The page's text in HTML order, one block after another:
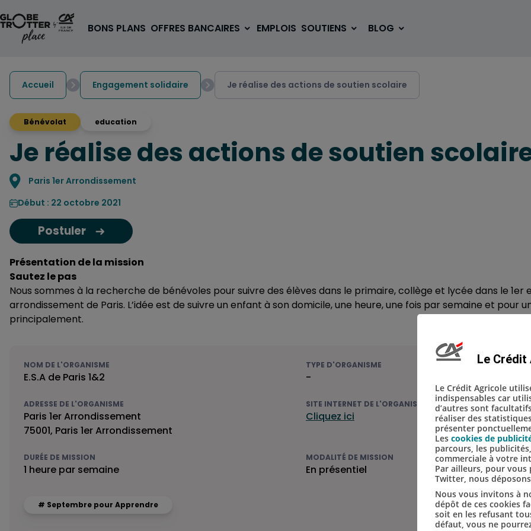
BONS PLANS OFFRES BANCAIRES EMPLOIS SOUTIENS BLOG
A PARTIR DE 3€
1 carte, 0 frais à l'étranger
pour les 18/30 ans
Accueil Engagement solidaire Je réalise des actions de soutien scolaire
Bénévolat education
Je réalise des actions de soutien
Localisation
Paris 1er Arrondissement
Début : 22 octobre 2021
Postuler
Présentation de la mission
Sautez le pas
Nous sommes à la recherche de bénévoles pour suivre des élèves dans le primaire, collège et lycée dans le 1er
arrondissement de Paris. L’idée est de suivre un enfant à son domicile, une heure, une fois par semaine et pour
principalement.
NOM DE L'ORGANISME
E.S.A de Paris 1&2
TYPE D'ORGANISME
-
ADRESSE DE L'ORGANISME
Paris 1er Arrondissement
75001, Paris 1er Arrondissement
SITE INTERNET DE L'ORGANISME
Cliquez ici
DURÉE DE MISSION
1 heure par semaine
MODALITÉ DE MISSION
En présentiel
# Septembre pour Apprendre
Le
Le Crédit Agricole
indispensables car
d’autres sont
réaliser des
présenter
Les cookies de
parcours, les
commerciale à votre
Par ailleurs, pour
Twitter, nous
Nous vous invitons à
dépôt de ces cookies
soit en les refusant
défaut, vous ne